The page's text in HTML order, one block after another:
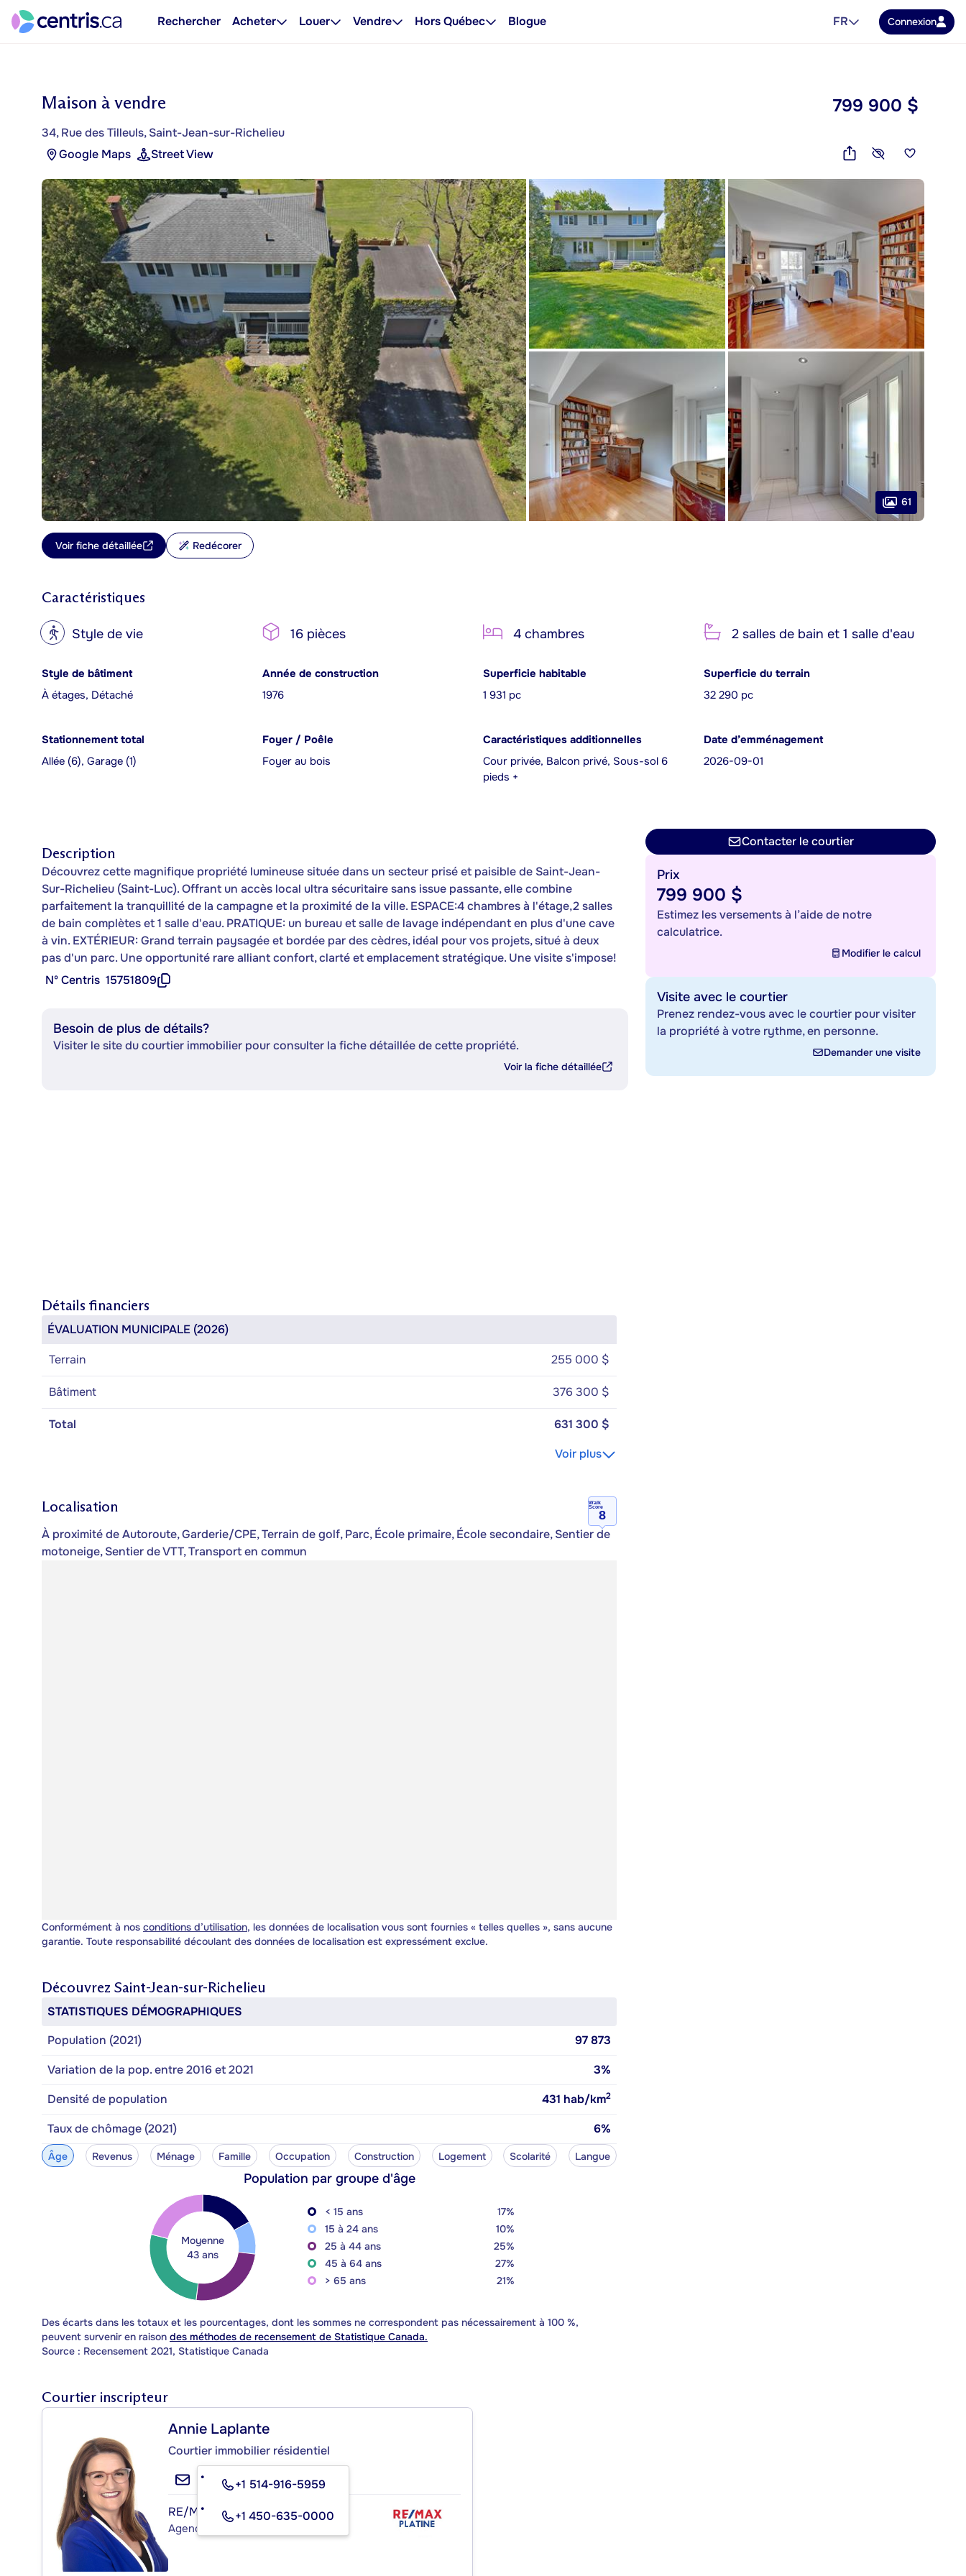
Rechercher Acheter Louer Vendre Hors Québec Blogue FR Connexion
Maison à vendre
34, Rue des Tilleuls, Saint-Jean-sur-Richelieu
Google Maps
Street View
799 900 $
61
Voir fiche détaillée Redécorer
Caractéristiques
? Style de vie 16 pièces 4 chambres 2 salles de bain et 1 salle d'eau
Style de bâtiment
À étages, Détaché
Année de construction
1976
Superficie habitable
1 931 pc
Superficie du terrain
32 290 pc
Stationnement total
Allée (6), Garage (1)
Foyer / Poêle
Foyer au bois
Caractéristiques additionnelles
Cour privée, Balcon privé, Sous-sol 6
pieds +
Date d’emménagement
2026-09-01
Description
Découvrez cette magnifique propriété lumineuse située dans un secteur prisé et paisible de Saint-Jean-
Sur-Richelieu (Saint-Luc). Offrant un accès local ultra sécuritaire sans issue passante, elle combine
parfaitement la tranquillité de la campagne et la proximité de la ville. ESPACE:4 chambres à l'étage,2 salles
de bain complètes et 1 salle d'eau. PRATIQUE: un bureau et salle de lavage indépendant en plus d'une cave
à vin. EXTÉRIEUR: Grand terrain paysagée et bordée par des cèdres, idéal pour vos projets, situé à deux
pas d'un parc. Une opportunité rare alliant confort, clarté et emplacement stratégique. Une visite s'impose!
Nº Centris 15751809
Besoin de plus de détails?
Visiter le site du courtier immobilier pour consulter la fiche détaillée de cette propriété.
Voir la fiche détaillée
Détails financiers
ÉVALUATION MUNICIPALE (2026)
Terrain
255 000 $
Bâtiment 376 300 $
Total
631 300 $
Voir plus
Localisation
Walk
Score
8
À proximité de Autoroute, Garderie/CPE, Terrain de golf, Parc, École primaire, École secondaire, Sentier de
motoneige, Sentier de VTT, Transport en commun
Conformément à nos conditions d’utilisation, les données de localisation vous sont fournies « telles quelles », sans aucune
garantie. Toute responsabilité découlant des données de localisation est expressément exclue.
Découvrez Saint-Jean-sur-Richelieu
STATISTIQUES DÉMOGRAPHIQUES
Population (2021)
97 873
Variation de la pop. entre 2016 et 2021
3%
Densité de population
431 hab/km2
Taux de chômage (2021) 6%
Âge Revenus Ménage Famille Occupation Construction Logement Scolarité Langue
Population par groupe d'âge
Moyenne
43 ans
< 15 ans
17%
15 à 24 ans
10%
25 à 44 ans
25%
45 à 64 ans
27%
> 65 ans
21%
Des écarts dans les totaux et les pourcentages, dont les sommes ne correspondent pas nécessairement à 100 %,
peuvent survenir en raison des méthodes de recensement de Statistique Canada.
Source : Recensement 2021, Statistique Canada
Courtier inscripteur
Annie Laplante
Courtier immobilier résidentiel
+1 514-916-5959
+1 450-635-0000
RE/MAX PLATINE
Agence immobilière
Contacter le courtier
Prix
799 900 $
Estimez les versements à l’aide de notre
calculatrice.
Modifier le calcul
Visite avec le courtier
Prenez rendez-vous avec le courtier pour visiter
la propriété à votre rythme, en personne.
Demander une visite